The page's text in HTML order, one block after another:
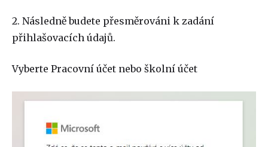
2. Následně budete přesměrováni k zadání
přihlašovacích údajů.
Vyberte Pracovní účet nebo školní účet